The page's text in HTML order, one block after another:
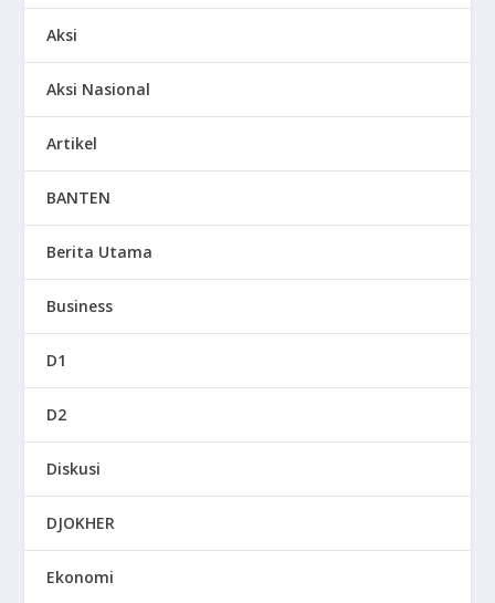
Aksi
Aksi Nasional
Artikel
BANTEN
Berita Utama
Business
D1
D2
Diskusi
DJOKHER
Ekonomi